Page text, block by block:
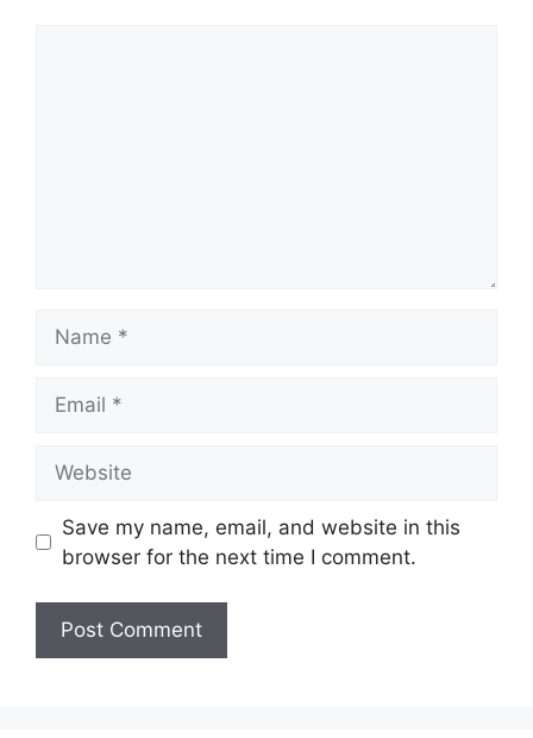
Save my name, email, and website in this
browser for the next time I comment.